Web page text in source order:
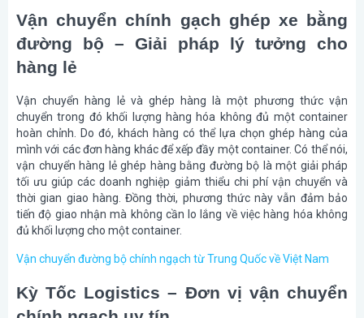
Vận chuyển chính gạch ghép xe bằng
đường bộ – Giải pháp lý tưởng cho
hàng lẻ
Vận chuyển hàng lẻ và ghép hàng là một phương thức vận
chuyển trong đó khối lượng hàng hóa không đủ một container
hoàn chỉnh. Do đó, khách hàng có thể lựa chọn ghép hàng của
mình với các đơn hàng khác để xếp đầy một container. Có thể nói,
vận chuyển hàng lẻ ghép hàng bằng đường bộ là một giải pháp
tối ưu giúp các doanh nghiệp giảm thiểu chi phí vận chuyển và
thời gian giao hàng. Đồng thời, phương thức này vẫn đảm bảo
tiến độ giao nhận mà không cần lo lắng về việc hàng hóa không
đủ khối lượng cho một container.
Vận chuyển đường bộ chính ngạch từ Trung Quốc về Việt Nam
Kỳ Tốc Logistics – Đơn vị vận chuyển